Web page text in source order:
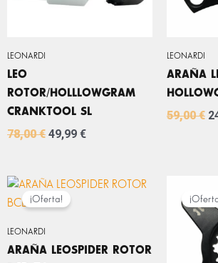
LEONARDI
LEO
ROTOR/HOLLLOWGRAM
CRANKTOOL SL
78,00€ 49,99 €
LEONARDI
ARAÑA
59,00€
LEONARDI
¡Oferta!
ARAÑA LEOSPIDER ROTOR
EL
PRECIO
ORIGINAL
EL